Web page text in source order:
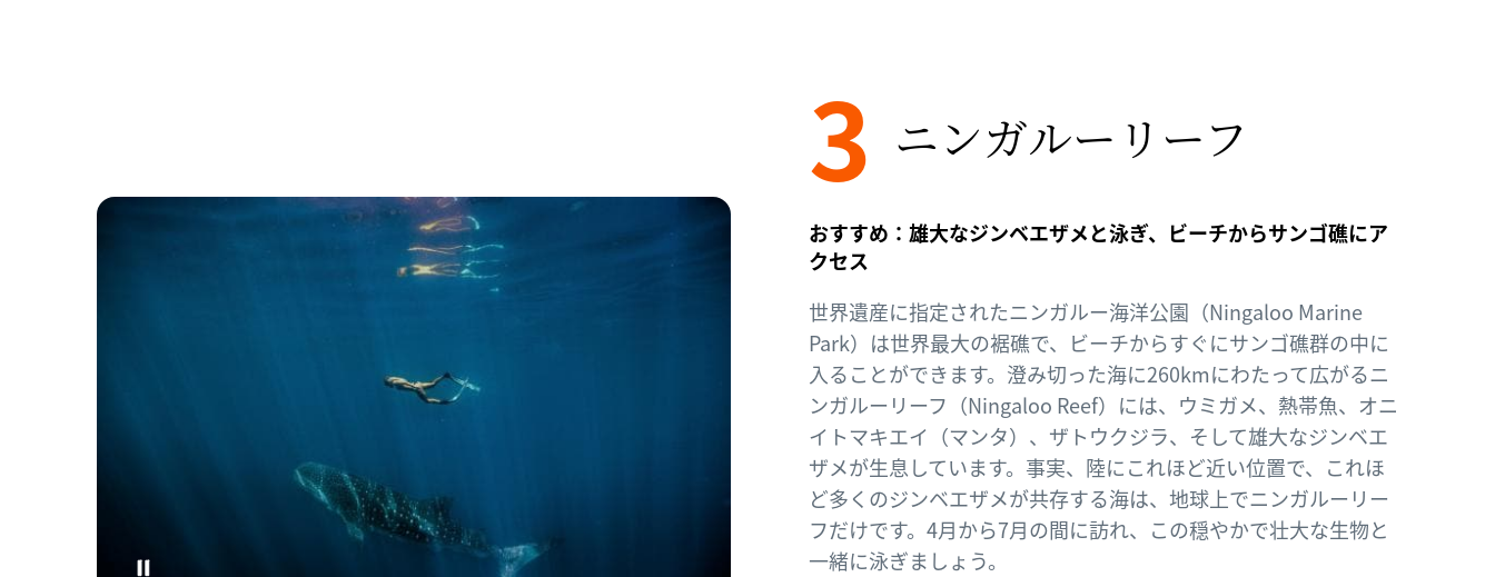
3 ニンガルーリーフ
おすすめ：雄大なジンベエザメと泳ぎ、ビーチからサンゴ礁にア
クセス
世界遺産に指定されたニンガルー海洋公園（Ningaloo Marine
Park）は世界最大の裾礁で、ビーチからすぐにサンゴ礁群の中に
入ることができます。澄み切った海に260kmにわたって広がるニ
ンガルーリーフ（Ningaloo Reef）には、ウミガメ、熱帯魚、オニ
イトマキエイ（マンタ）、ザトウクジラ、そして雄大なジンベエ
ザメが生息しています。事実、陸にこれほど近い位置で、これほ
ど多くのジンベエザメが共存する海は、地球上でニンガルーリー
フだけです。4月から7月の間に訪れ、この穏やかで壮大な生物と
一緒に泳ぎましょう。